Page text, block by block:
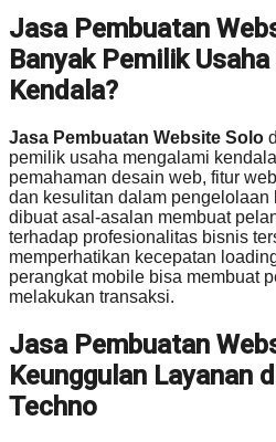
Jasa Pembuatan
Banyak Pemilik
Kendala?
Jasa Pembuatan Website Solo
pemilik usaha mengalami
pemahaman desain web, fitur
dan kesulitan dalam pengelolaan
dibuat asal-asalan membuat
terhadap profesionalitas bisnis
memperhatikan kecepatan
perangkat mobile bisa membuat
melakukan transaksi.
Jasa Pembuatan
Keunggulan Layanan
Techno